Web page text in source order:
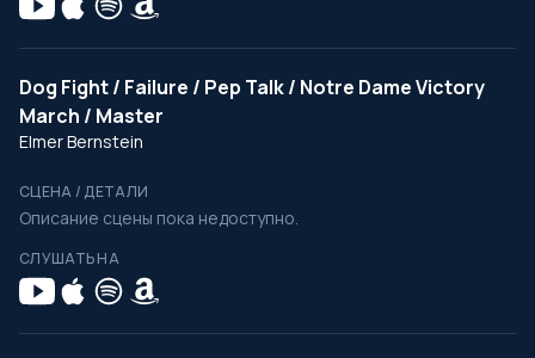
Dog Fight / Failure / Pep Talk / Notre Dame Victory
March / Master
Elmer Bernstein
СЦЕНА / ДЕТАЛИ
Описание сцены пока недоступно.
СЛУШАТЬ НА